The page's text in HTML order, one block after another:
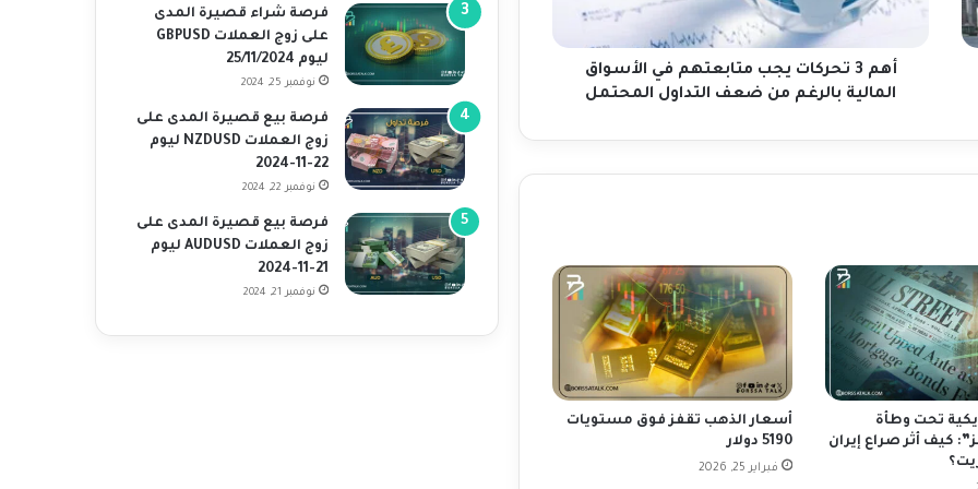
ب
ت
ه
م
ف
ي
ا
أ
أهم 3 تحركات يجب متابعتهم في الأسواق
المالية بالرغم من ضعف التداول المحتمل
تحت وطأة
كيف أثر صراع إيران
أسعار الذهب تقفز فوق مستويات
5190 دولار
فبراير 25, 2026
فرصة شراء قصيرة المدى
على زوج العملات GBPUSD
ليوم 25/11/2024
نوفمبر 25, 2024
فرصة بيع قصيرة المدى على
زوج العملات NZDUSD ليوم
22-11-2024
نوفمبر 22, 2024
فرصة بيع قصيرة المدى على
زوج العملات AUDUSD ليوم
21-11-2024
نوفمبر 21, 2024